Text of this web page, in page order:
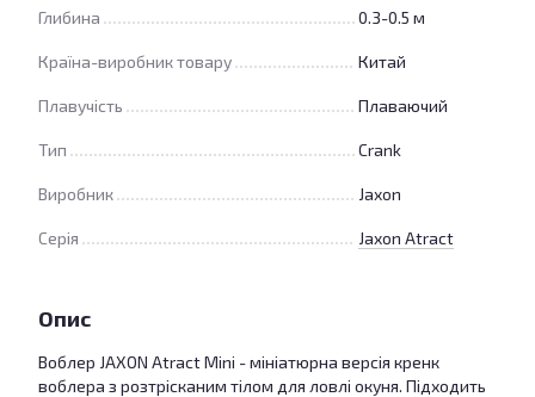
Глибина 0.3-0.5 м
Країна-виробник товару Китай
Плавучість Плаваючий
Тип Crank
Виробник Jaxon
Серія Jaxon Atract
Опис
Воблер JAXON Atract Mini - мініатюрна версія кренк
воблера з розтрісканим тілом для ловлі окуня. Підходить